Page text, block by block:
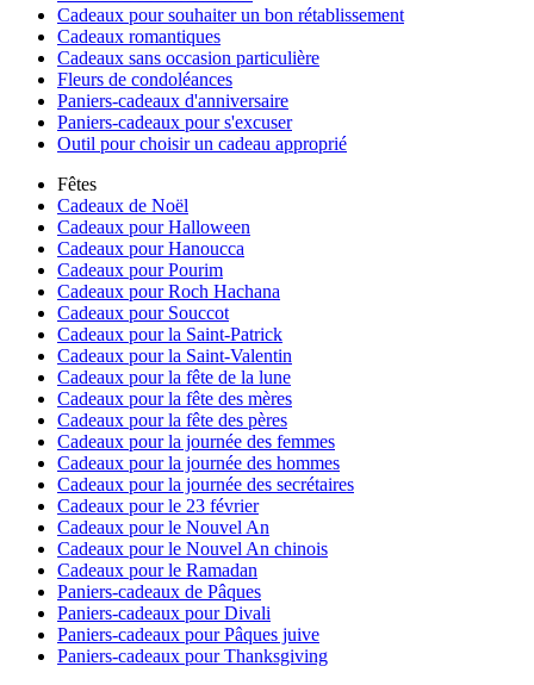
Cadeaux pour souhaiter un bon rétablissement
Cadeaux romantiques
Cadeaux sans occasion particulière
Fleurs de condoléances
Paniers-cadeaux d'anniversaire
Paniers-cadeaux pour s'excuser
Outil pour choisir un cadeau approprié
Fêtes
Cadeaux de Noël
Cadeaux pour Halloween
Cadeaux pour Hanoucca
Cadeaux pour Pourim
Cadeaux pour Roch Hachana
Cadeaux pour Souccot
Cadeaux pour la Saint-Patrick
Cadeaux pour la Saint-Valentin
Cadeaux pour la fête de la lune
Cadeaux pour la fête des mères
Cadeaux pour la fête des pères
Cadeaux pour la journée des femmes
Cadeaux pour la journée des hommes
Cadeaux pour la journée des secrétaires
Cadeaux pour le 23 février
Cadeaux pour le Nouvel An
Cadeaux pour le Nouvel An chinois
Cadeaux pour le Ramadan
Paniers-cadeaux de Pâques
Paniers-cadeaux pour Divali
Paniers-cadeaux pour Pâques juive
Paniers-cadeaux pour Thanksgiving